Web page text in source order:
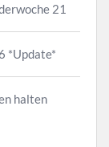
21
*Update*
halten